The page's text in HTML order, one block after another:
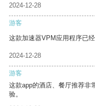
2024-12-28
游客
这款加速器VPM应用程序已
2024-12-28
游客
这款app的酒店、餐厅推荐非
验。